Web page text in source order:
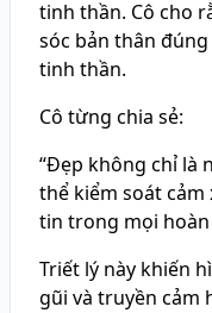
tinh thần. Cô cho
sóc bản thân
tinh thần.
Cô từng chia sẻ:
“Đẹp không chỉ là
thể kiểm soát
tin trong mọi hoàn
Triết lý này khiến
gũi và truyền cảm